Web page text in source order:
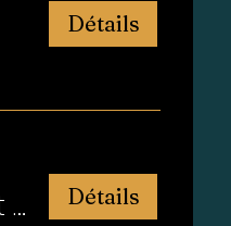
Détails
Introduction à l'exercice de respiration (breathwork) et à la thérapie par contraste Détails